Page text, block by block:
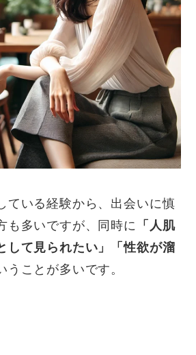
ている経験から、出会いに慎
も多いですが、同時に 「人肌
して見られたい」「性欲が溜
うことが多いです。